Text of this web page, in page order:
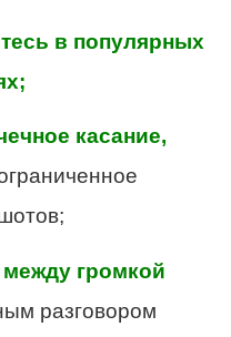
в популярных
касание,
громкой
разговором